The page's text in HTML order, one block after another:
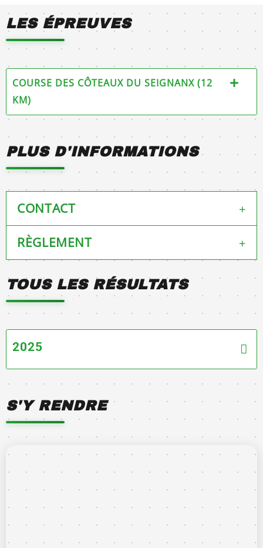
LES ÉPREUVES
COURSE DES CÔTEAUX DU SEIGNANX (12
KM)
PLUS D'INFORMATIONS
CONTACT +
Adresse :
ENERGYM
40390 Saint-Barthélemy (France)
Téléphone :
0682946265
RÈGLEMENT +
Disponible ICI
TOUS LES RÉSULTATS
2025
S'Y RENDRE